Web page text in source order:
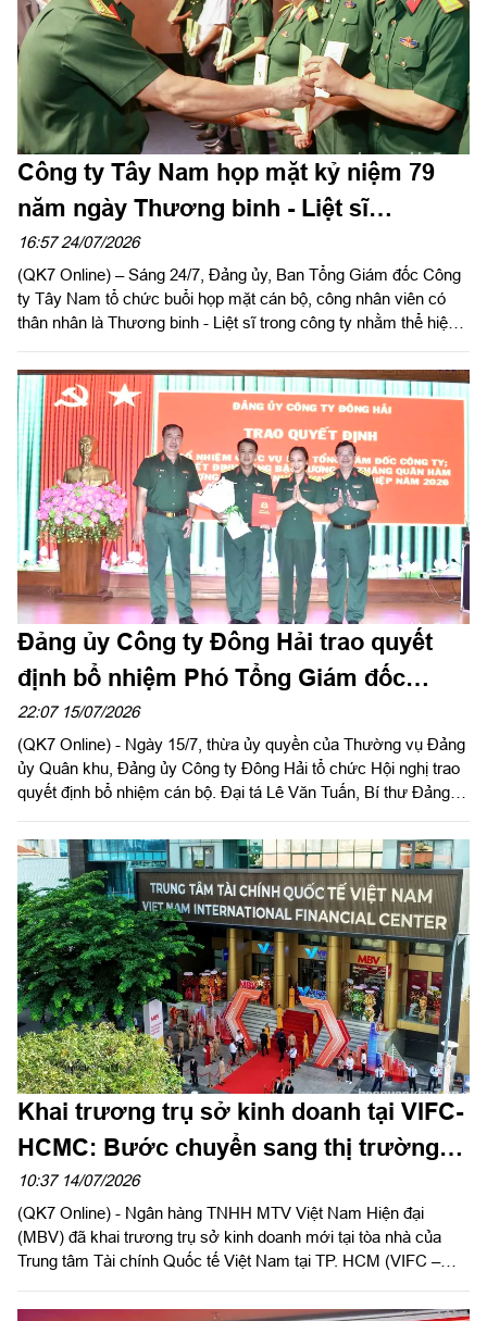
Công ty Tây Nam họp mặt kỷ niệm 79
năm ngày Thương binh - Liệt sĩ
(27/7/1947 – 27/7/2026)
16:57 24/07/2026
(QK7 Online) – Sáng 24/7, Đảng ủy, Ban Tổng Giám đốc Công
ty Tây Nam tổ chức buổi họp mặt cán bộ, công nhân viên có
thân nhân là Thương binh - Liệt sĩ trong công ty nhằm thể hiện
thương binh, bệnh binh nhân kỷ niệm 79 năm ngày Thương
binh - Liệt sĩ (27/7/1947 – 27/7/2026).
Đảng ủy Công ty Đông Hải trao quyết
định bổ nhiệm Phó Tổng Giám đốc
Công ty
22:07 15/07/2026
(QK7 Online) - Ngày 15/7, thừa ủy quyền của Thường vụ Đảng
ủy Quân khu, Đảng ủy Công ty Đông Hải tổ chức Hội nghị trao
quyết định bổ nhiệm cán bộ. Đại tá Lê Văn Tuấn, Bí thư Đảng
Khai trương trụ sở kinh doanh tại VIFC-
HCMC: Bước chuyển sang thị trường
phía Nam của Ngân hàng MBV
10:37 14/07/2026
(QK7 Online) - Ngân hàng TNHH MTV Việt Nam Hiện đại
(MBV) đã khai trương trụ sở kinh doanh mới tại tòa nhà của
Trung tâm Tài chính Quốc tế Việt Nam tại TP. HCM (VIFC –
chính thức từ MBV khi hiện diện tại đại lộ Nguyễn Huệ, mở đầu